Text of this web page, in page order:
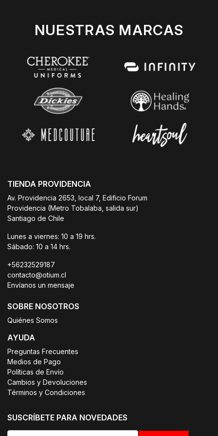
NUESTRAS MARCAS
TIENDA PROVIDENCIA
Av. Providencia 2653, local 7, Edificio Forum
Providencia (Metro Tobalaba, salida sur)
Santiago de Chile
Lunes a viernes: 10 a 19 hrs.
Sábado: 10 a 14 hrs.
+56232529187
contacto@otium.cl
Envíanos un mensaje
SOBRE NOSOTROS
Quiénes Somos
AYUDA
Preguntas Frecuentes
Medios de Pago
Políticas de Envío
Cambios y Devoluciones
Términos y Condiciones
SUSCRÍBETE PARA NOVEDADES